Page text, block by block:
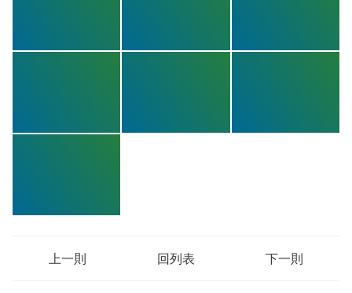
上一則 回列表 下一則